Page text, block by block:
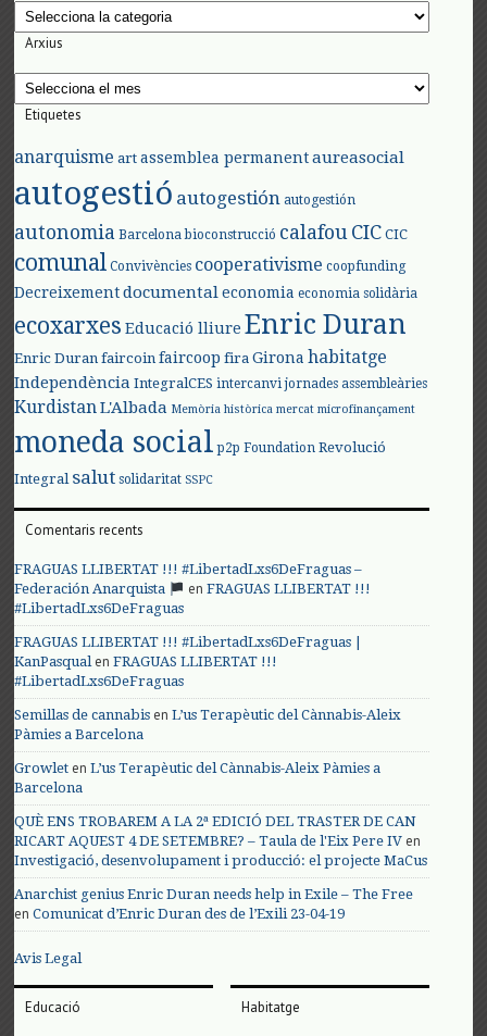
Categories
Arxius
Arxius
Etiquetes
anarquisme art assemblea permanent aureasocial
autogestió autogestión autogestión
autonomia Barcelona bioconstrucció calafouCIC CIC
comunal Convivències cooperativisme coopfunding
Decreixement documental economia economia solidària
ecoxarxes Educació lliure Enric Duran
Enric Duran faircoin faircoop fira Girona habitatge
Independència IntegralCES intercanvi jornades assembleàries
KurdistanL'Albada Memòria històrica mercat microfinançament
moneda social p2p Foundation Revolució
Integral salut solidaritat SSPC
Comentaris recents
FRAGUAS LLIBERTAT !!! #LibertadLxs6DeFraguas –
Federación Anarquista
enFRAGUAS LLIBERTAT !!!
#LibertadLxs6DeFraguas
FRAGUAS LLIBERTAT !!! #LibertadLxs6DeFraguas |
KanPasqualenFRAGUAS LLIBERTAT !!!
#LibertadLxs6DeFraguas
Semillas de cannabis enL’us Terapèutic del Cànnabis-Aleix
Pàmies a Barcelona
Growlet enL’us Terapèutic del Cànnabis-Aleix Pàmies a
Barcelona
QUÈ ENS TROBAREM A LA 2ª EDICIÓ DEL TRASTER DE CAN
RICART AQUEST 4 DE SETEMBRE? – Taula de l'Eix Pere IV en
Investigació, desenvolupament i producció: el projecte MaCus
Anarchist genius Enric Duran needs help in Exile – The Free
enComunicat d’Enric Duran des de l’Exili 23-04-19
Avis Legal
Educació Habitatge